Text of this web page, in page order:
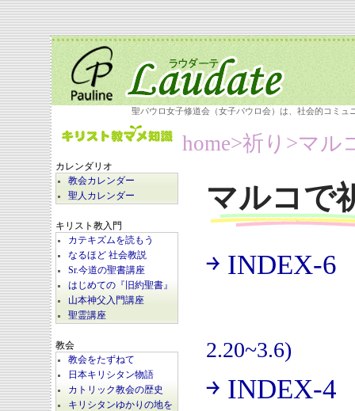
聖パウロ女子修道会（女子パウロ会）は、社会的コミ
カレンダリオ
教会カレンダー
聖人カレンダー
キリスト教入門
カテキズムを読もう
なるほど 社会教説
Sr.今道の聖書講座
はじめての『旧約聖書』
山本神父入門講座
聖霊講座
教会
教会をたずねて
日本キリシタン物語
カトリック教会の歴史
キリシタンゆかりの地を
home>祈り>マル
マルコで
￫ INDEX-6
2.20~3.6)
￫ INDEX-4